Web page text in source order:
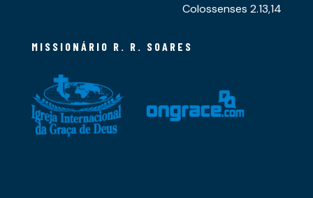
Colossenses 2.13,14
MISSIONÁRIO R. R. SOARES